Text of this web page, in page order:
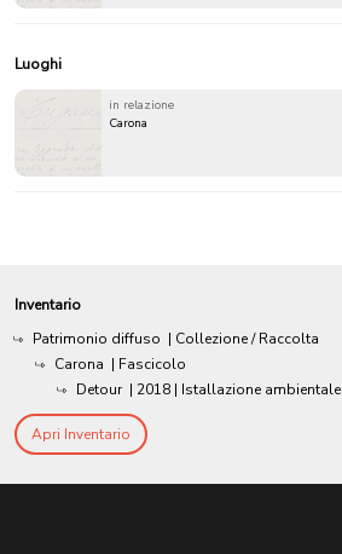
Luoghi
in relazione
Carona
Inventario
Patrimonio diffuso | Collezione / Raccolta
Carona | Fascicolo
Detour | 2018 | Istallazione ambientale
Apri Inventario